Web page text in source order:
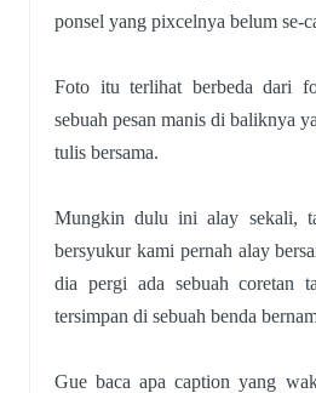
ponsel yang pixcelnya belum se-
Foto itu terlihat berbeda dari
sebuah pesan manis di baliknya
tulis bersama.
Mungkin dulu ini alay sekali,
bersyukur kami pernah alay
dia pergi ada sebuah coretan
tersimpan di sebuah benda
Gue baca apa caption yang